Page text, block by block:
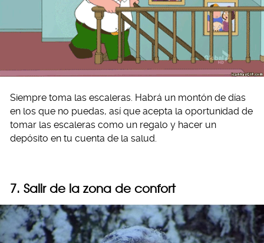
Siempre toma las escaleras. Habrá un montón de días
en los que no puedas, así que acepta la oportunidad de
tomar las escaleras como un regalo y hacer un
depósito en tu cuenta de la salud.
7. Salir de la zona de confort